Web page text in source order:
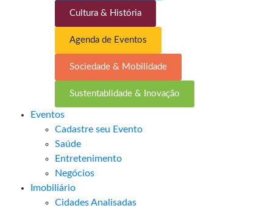
Cultura & História
Agenda de Eventos
Sociedade & Mobilidade
Sustentablidade & Inovação
Eventos
Cadastre seu Evento
Saúde
Entretenimento
Negócios
Imobiliário
Cidades Analisadas